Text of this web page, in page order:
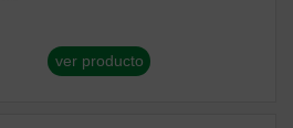
ver producto